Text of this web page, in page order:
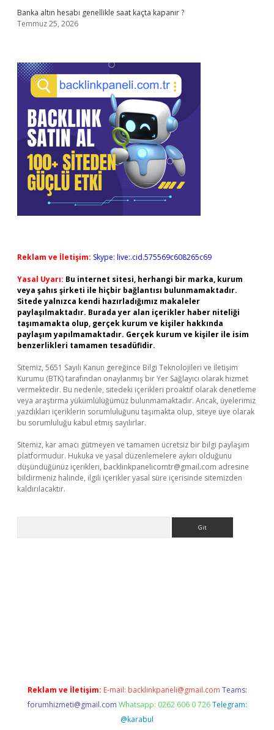
Banka altın hesabı genellikle saat kaçta kapanır ?
Temmuz 25, 2026
Reklam ve İletişim: Skype: live:.cid.575569c608265c69
Yasal Uyarı: Bu internet sitesi, herhangi bir marka, kurum
veya şahıs şirketi ile hiçbir bağlantısı bulunmamaktadır.
Sitede yalnızca kendi hazırladığımız makaleler
paylaşılmaktadır. Burada yer alan içerikler haber niteliği
taşımamakta olup, gerçek kurum ve kişiler hakkında
paylaşım yapılmamaktadır. Gerçek kurum ve kişiler ile isim
benzerlikleri tamamen tesadüfidir.
Sitemiz, 5651 Sayılı Kanun gereğince Bilgi Teknolojileri ve İletişim
Kurumu (BTK) tarafından onaylanmış bir Yer Sağlayıcı olarak hizmet
vermektedir. Bu nedenle, sitedeki içerikleri proaktif olarak denetleme
veya araştırma yükümlülüğümüz bulunmamaktadır. Ancak, üyelerimiz
yazdıkları içeriklerin sorumluluğunu taşımakta olup, siteye üye olarak
bu sorumluluğu kabul etmiş sayılırlar.
Sitemiz, kar amacı gütmeyen ve tamamen ücretsiz bir bilgi paylaşım
platformudur. Hukuka ve yasal düzenlemelere aykırı olduğunu
düşündüğünüz içerikleri, backlinkpanelicomtr@gmail.com adresine
bildirmeniz halinde, ilgili içerikler yasal süre içerisinde sitemizden
kaldırılacaktır.
Reklam ve İletişim: E-mail: backlinkpaneli@gmail.com Teams:
forumhizmeti@gmail.com Whatsapp: 0262 606 0 726 Telegram:
@karabul